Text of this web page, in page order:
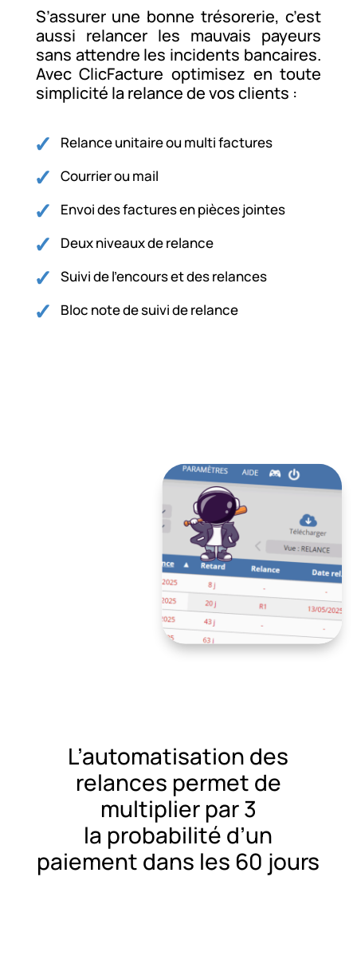
S’assurer une bonne trésorerie, c’est
aussi relancer les mauvais payeurs
sans attendre les incidents bancaires.
Avec ClicFacture optimisez en toute
simplicité la relance de vos clients :
Relance unitaire ou multi factures
Courrier ou mail
Envoi des factures en pièces jointes
Deux niveaux de relance
Suivi de l’encours et des relances
Bloc note de suivi de relance
L’automatisation des
relances permet de
multiplier par 3
la probabilité d’un
paiement dans les 60 jours